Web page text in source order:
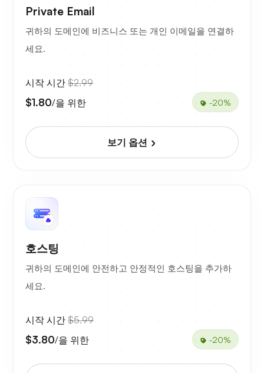
Private Email
귀하의 도메인에 비즈니스 또는 개인 이메일을 연결하
세요.
시작 시간 $2.99
$1.80/을 위한 -20%
보기 옵션
호스팅
귀하의 도메인에 안전하고 안정적인 호스팅을 추가하
세요.
시작 시간 $5.99
$3.80/을 위한 -20%